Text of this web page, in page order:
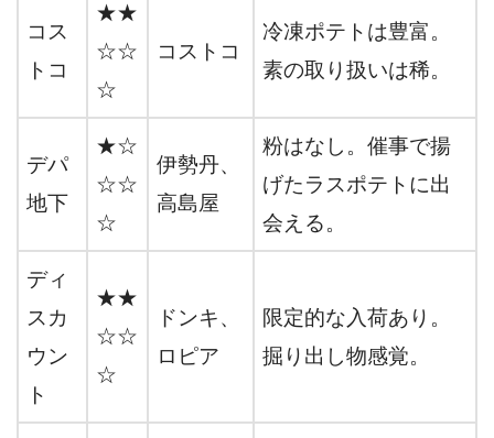
コス
トコ
★★
☆☆
☆
コストコ
冷凍ポテトは豊富。
素の取り扱いは稀。
デパ
地下
★☆
☆☆
☆
伊勢丹、
高島屋
粉はなし。催事で揚
げたラスポテトに出
会える。
ディ
スカ
ウン
ト
★★
☆☆
☆
ドンキ、
ロピア
限定的な入荷あり。
掘り出し物感覚。